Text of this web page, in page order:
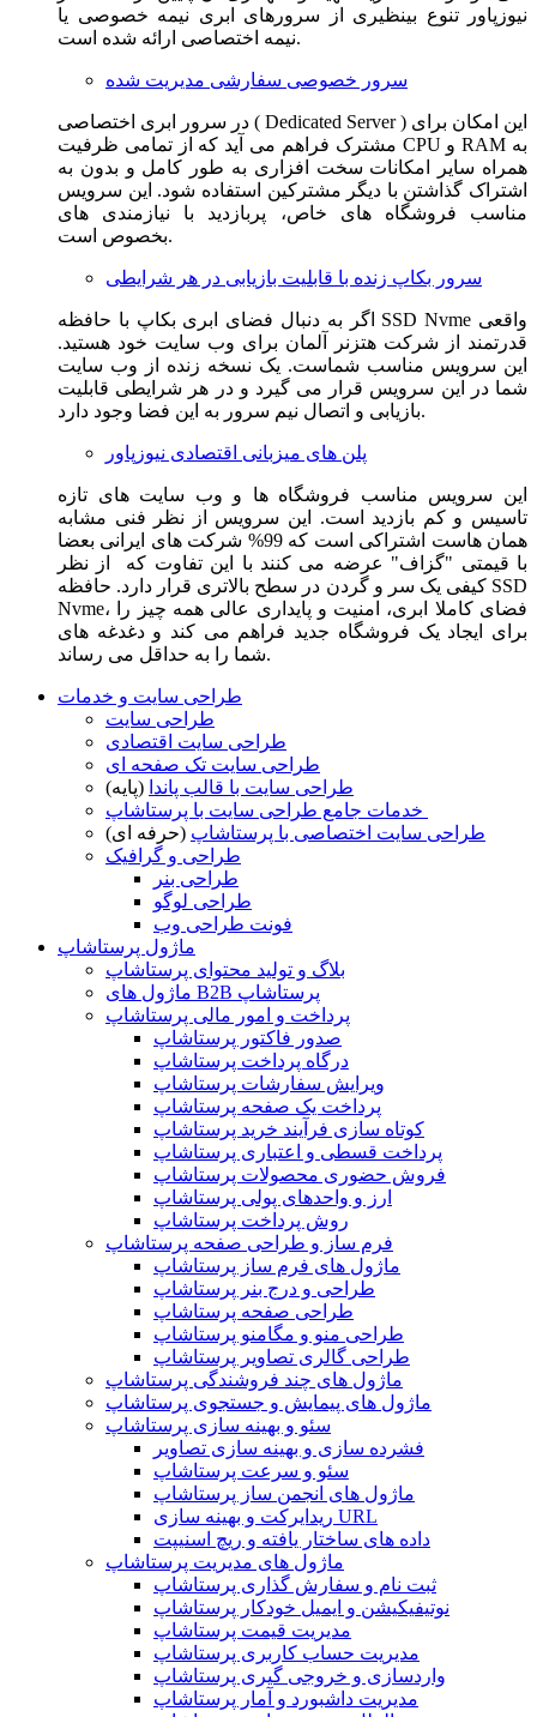
نیوزپاور تنوع بینظیری از سرورهای ابری نیمه خصوصی یا
نیمه اختصاصی ارائه شده است.
سرور خصوصی سفارشی مدیریت شده
در سرور ابری اختصاصی ( Dedicated Server ) این امکان برای
مشترک فراهم می آید که از تمامی ظرفیت CPU و RAM به
همراه سایر امکانات سخت افزاری به طور کامل و بدون به
اشتراک گذاشتن با دیگر مشترکین استفاده شود. این سرویس
مناسب فروشگاه های خاص، پربازدید با نیازمندی های
بخصوص است.
سرور بکاپ زنده با قابلیت بازیابی در هر شرایطی
اگر به دنبال فضای ابری بکاپ با حافظه SSD Nvme واقعی
قدرتمند از شرکت هتزنر آلمان برای وب سایت خود هستید.
این سرویس مناسب شماست. یک نسخه زنده از وب سایت
شما در این سرویس قرار می گیرد و در هر شرایطی قابلیت
بازیابی و اتصال نیم سرور به این فضا وجود دارد.
پلن های میزبانی اقتصادی نیوزپاور
این سرویس مناسب فروشگاه ها و وب سایت های تازه
تاسیس و کم بازدید است. این سرویس از نظر فنی مشابه
همان هاست اشتراکی است که 99% شرکت های ایرانی بعضا
با قیمتی "گزاف" عرضه می کنند با این تفاوت که از نظر
کیفی یک سر و گردن در سطح بالاتری قرار دارد. حافظه SSD
Nvme، فضای کاملا ابری، امنیت و پایداری عالی همه چیز را
برای ایجاد یک فروشگاه جدید فراهم می کند و دغدغه های
شما را به حداقل می رساند.
طراحی سایت و خدمات
طراحی سایت
طراحی سایت اقتصادی
طراحی سایت تک صفحه ای
طراحی سایت با قالب پاندا (پایه)
طراحی سایت اختصاصی با پرستاشاپ (حرفه ای)
طراحی و گرافیک
طراحی بنر
طراحی لوگو
فونت طراحی وب
ماژول پرستاشاپ
بلاگ و تولید محتوای پرستاشاپ
ماژول های B2B پرستاشاپ
پرداخت و امور مالی پرستاشاپ
صدور فاکتور پرستاشاپ
درگاه پرداخت پرستاشاپ
ویرایش سفارشات پرستاشاپ
پرداخت یک صفحه پرستاشاپ
کوتاه سازی فرآیند خرید پرستاشاپ
پرداخت قسطی و اعتباری پرستاشاپ
فروش حضوری محصولات پرستاشاپ
ارز و واحدهای پولی پرستاشاپ
روش پرداخت پرستاشاپ
فرم ساز و طراحی صفحه پرستاشاپ
ماژول های فرم ساز پرستاشاپ
طراحی و درج بنر پرستاشاپ
طراحی صفحه پرستاشاپ
طراحی منو و مگامنو پرستاشاپ
طراحی گالری تصاویر پرستاشاپ
ماژول های چند فروشندگی پرستاشاپ
ماژول های پیمایش و جستجوی پرستاشاپ
سئو و بهینه سازی پرستاشاپ
فشرده سازی و بهینه سازی تصاویر
سئو و سرعت پرستاشاپ
ماژول های انجمن ساز پرستاشاپ
ریدایرکت و بهینه سازی URL
داده های ساختار یافته و ریچ اسنیپت
ماژول های مدیریت پرستاشاپ
ثبت نام و سفارش گذاری پرستاشاپ
نوتیفیکیشن و ایمیل خودکار پرستاشاپ
مدیریت قیمت پرستاشاپ
مدیریت حساب کاربری پرستاشاپ
واردسازی و خروجی گیری پرستاشاپ
مدیریت داشبورد و آمار پرستاشاپ